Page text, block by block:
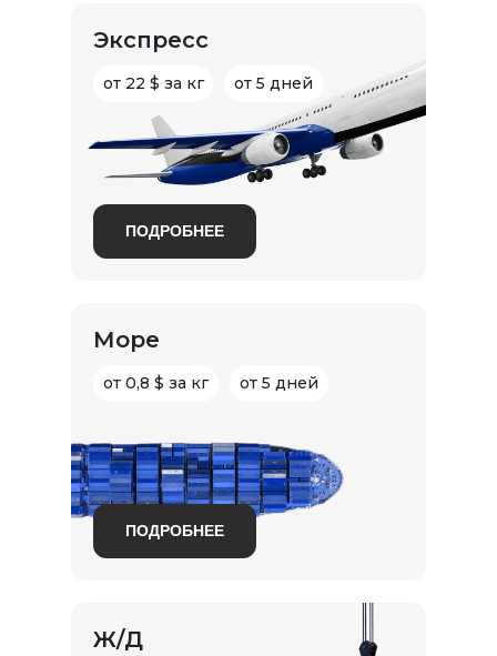
Экспресс
от 22 $ за кг от 5 дней
ПОДРОБНЕЕ
Море
от 0,8 $ за кг от 5 дней
ПОДРОБНЕЕ
Ж/Д